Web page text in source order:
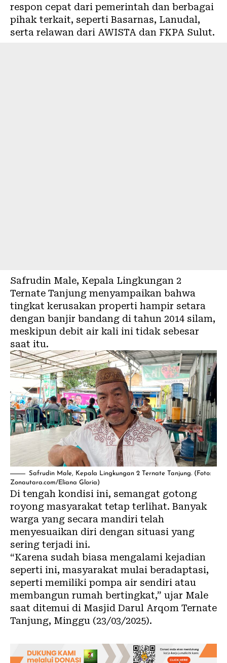
respon cepat dari pemerintah dan berbagai
pihak terkait, seperti Basarnas, Lanudal,
serta relawan dari AWISTA dan FKPA Sulut.
Safrudin Male, Kepala Lingkungan 2
Ternate Tanjung menyampaikan bahwa
tingkat kerusakan properti hampir setara
dengan banjir bandang di tahun 2014 silam,
meskipun debit air kali ini tidak sebesar
saat itu.
Safrudin Male, Kepala Lingkungan 2 Ternate Tanjung. (Foto:
Zonautara.com/Eliana Gloria)
Di tengah kondisi ini, semangat gotong
royong masyarakat tetap terlihat. Banyak
warga yang secara mandiri telah
menyesuaikan diri dengan situasi yang
sering terjadi ini.
“Karena sudah biasa mengalami kejadian
seperti ini, masyarakat mulai beradaptasi,
seperti memiliki pompa air sendiri atau
membangun rumah bertingkat,” ujar Male
saat ditemui di Masjid Darul Arqom Ternate
Tanjung, Minggu (23/03/2025).